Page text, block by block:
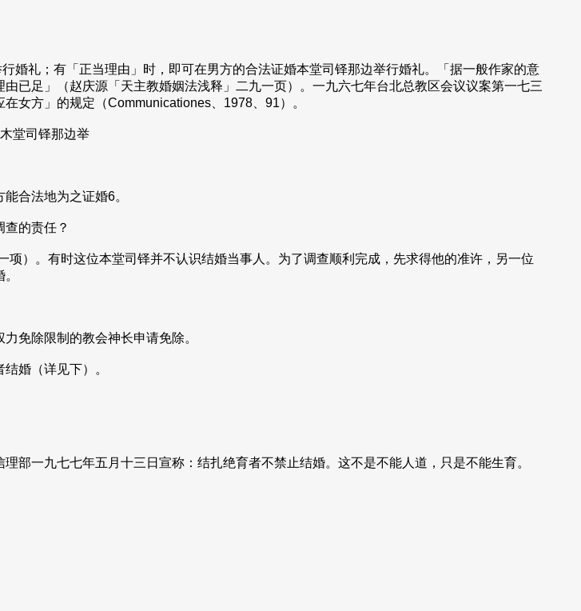
礼；有「正当理由」时，即可在男方的合法证婚本堂司铎那边举行婚礼。「据一般作家的意
已足」（赵庆源「天主教婚姻法浅释」二九一页）。一九六七年台北总教区会议议案第一七三
女方」的规定（Communicationes、1978、91）。
堂司铎那边举
合法地为之证婚6。
的责任？
）。有时这位本堂司铎并不认识结婚当事人。为了调查顺利完成，先求得他的准许，另一位
免除限制的教会神长申请免除。
婚（详见下）。
一九七七年五月十三日宣称：结扎绝育者不禁止结婚。这不是不能人道，只是不能生育。